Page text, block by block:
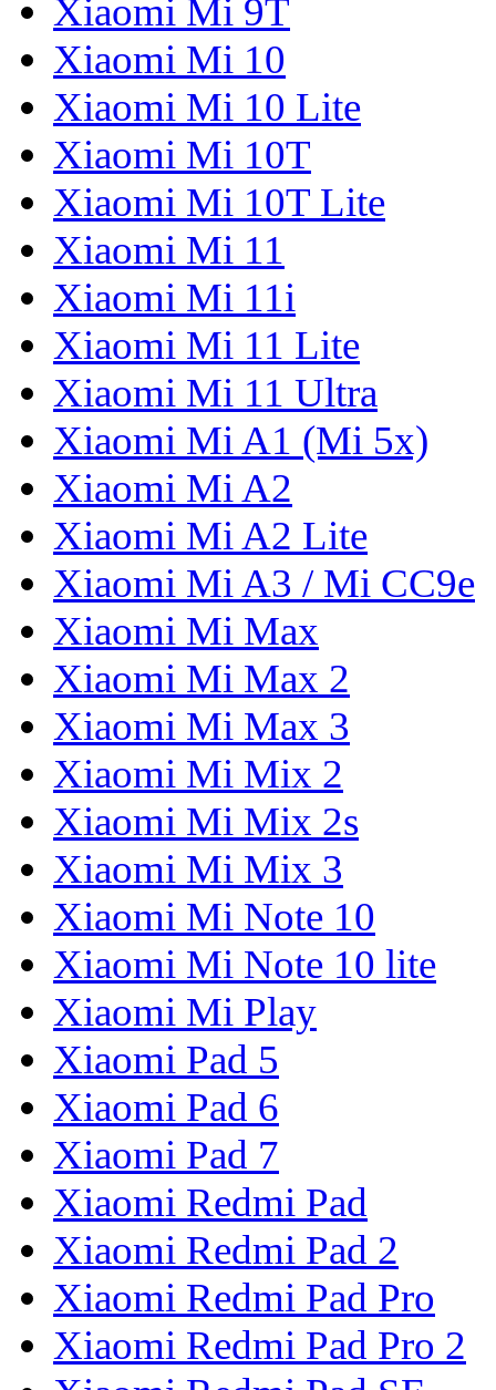
Xiaomi Mi 9T
Xiaomi Mi 10
Xiaomi Mi 10 Lite
Xiaomi Mi 10T
Xiaomi Mi 10T Lite
Xiaomi Mi 11
Xiaomi Mi 11i
Xiaomi Mi 11 Lite
Xiaomi Mi 11 Ultra
Xiaomi Mi A1 (Mi 5x)
Xiaomi Mi A2
Xiaomi Mi A2 Lite
Xiaomi Mi A3 / Mi CC9e
Xiaomi Mi Max
Xiaomi Mi Max 2
Xiaomi Mi Max 3
Xiaomi Mi Mix 2
Xiaomi Mi Mix 2s
Xiaomi Mi Mix 3
Xiaomi Mi Note 10
Xiaomi Mi Note 10 lite
Xiaomi Mi Play
Xiaomi Pad 5
Xiaomi Pad 6
Xiaomi Pad 7
Xiaomi Redmi Pad
Xiaomi Redmi Pad 2
Xiaomi Redmi Pad Pro
Xiaomi Redmi Pad Pro 2